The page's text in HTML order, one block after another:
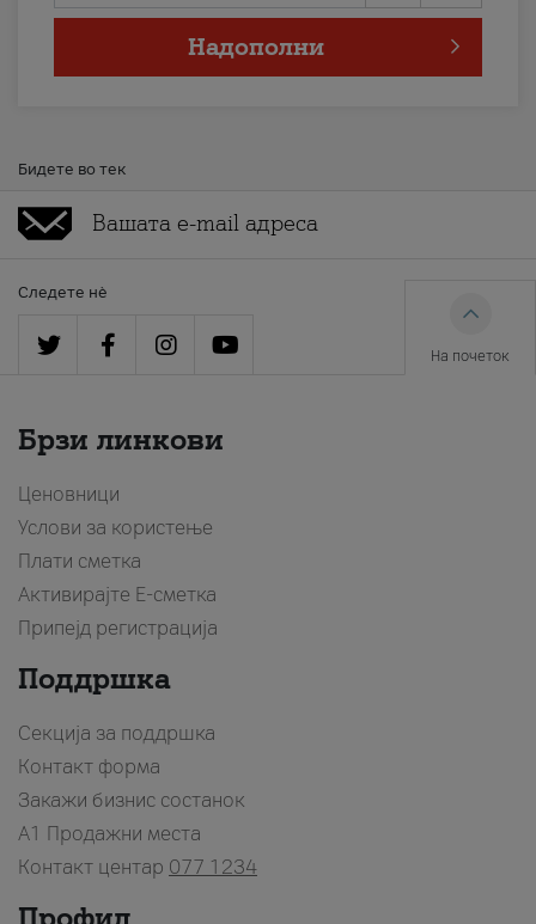
Надополни
Бидете во тек
Следете нè
На почеток
Брзи линкови
Ценовници
Услови за користење
Плати сметка
Активирајте Е-сметка
Припејд регистрација
Поддршка
Секција за поддршка
Контакт форма
Закажи бизнис состанок
A1 Продажни места
Контакт центар 077 1234